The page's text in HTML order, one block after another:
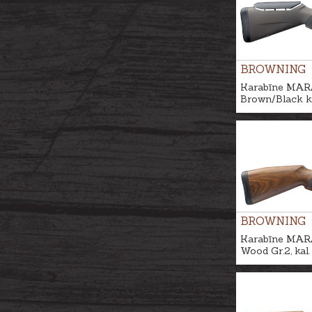
BROWNING
Karabīne
Brown/Black
BROWNING
Karabīne
Wood Gr.2,